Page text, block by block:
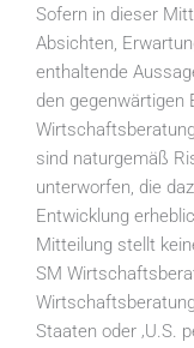
Sofern in dieser
Absichten,
enthaltende
den gegenwärtigen
sind naturgemäß
unterworfen, die
Entwicklung
Mitteilung stellt
SM
Staaten oder ‚U.S.